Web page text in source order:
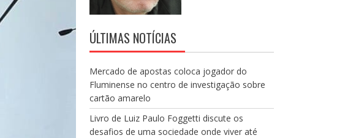
ÚLTIMAS NOTÍCIAS
Mercado de apostas coloca jogador do
Fluminense no centro de investigação sobre
cartão amarelo
Livro de Luiz Paulo Foggetti discute os
desafios de uma sociedade onde viver até